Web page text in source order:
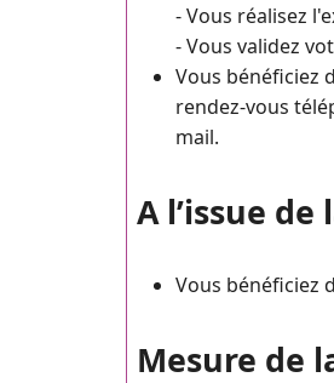
- Vous réalisez
- Vous validez
Vous bénéficiez
rendez-vous
mail.
A l’issue
Vous bénéficiez
Mesure de